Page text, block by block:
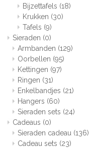
Bijzettafels (18)
Krukken (30)
Tafels (9)
Sieraden (0)
Armbanden (129)
Oorbellen (95)
Kettingen (97)
Ringen (31)
Enkelbandjes (21)
Hangers (60)
Sieraden sets (24)
Cadeaus (0)
Sieraden cadeau (136)
Cadeau sets (23)